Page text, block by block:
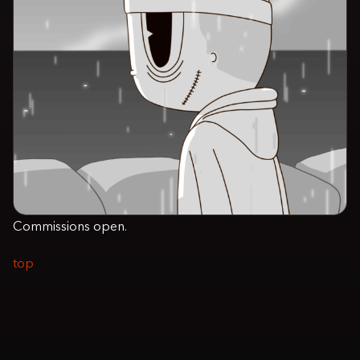
Commissions open.
top